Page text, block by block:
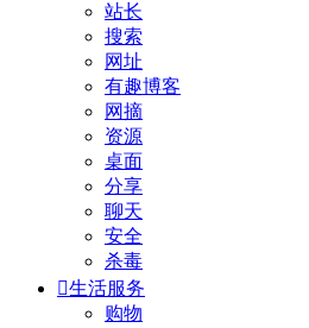
站长
搜索
网址
有趣博客
网摘
资源
桌面
分享
聊天
安全
杀毒
生活服务
购物